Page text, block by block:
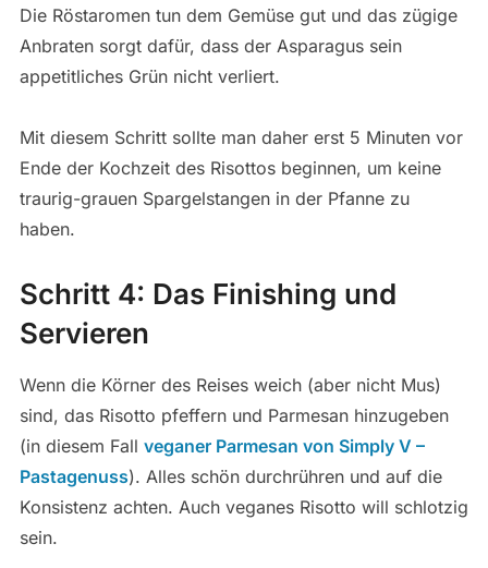
Die Röstaromen tun dem Gemüse gut und das zügige
Anbraten sorgt dafür, dass der Asparagus sein
appetitliches Grün nicht verliert.
Mit diesem Schritt sollte man daher erst 5 Minuten vor
Ende der Kochzeit des Risottos beginnen, um keine
traurig-grauen Spargelstangen in der Pfanne zu
haben.
Schritt 4: Das Finishing und
Servieren
Wenn die Körner des Reises weich (aber nicht Mus)
sind, das Risotto pfeffern und Parmesan hinzugeben
(in diesem Fall veganer Parmesan von Simply V –
Pastagenuss). Alles schön durchrühren und auf die
Konsistenz achten. Auch veganes Risotto will schlotzig
sein.